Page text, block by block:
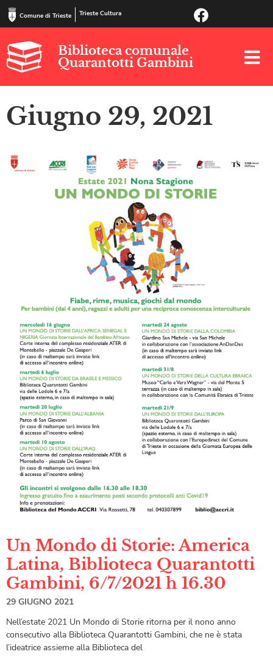
Comune di Trieste Trieste Cultura
Biblioteca comunale
Quarantotti Gambini
Giugno 29, 2021
Un Mondo di Storie: America
Latina, Biblioteca Quarantotti
Gambini, 6/7/2021 h 16.30
29 GIUGNO 2021
Nell’estate 2021 Un Mondo di Storie ritorna per il nono anno
consecutivo alla Biblioteca Quarantotti Gambini, che ne è stata
l’ideatrice assieme alla Biblioteca del